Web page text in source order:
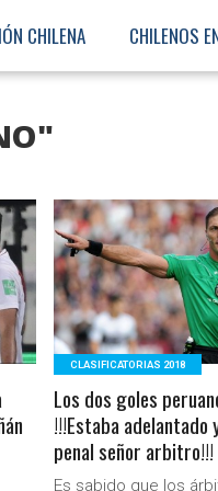
CHILENA CHILENOS
LEER MÁS
CLASIFICATORIAS 2018
Los dos goles
!!!Estaba adelantado
penal señor arbitro!!!
Es sabido que los
Secretaría